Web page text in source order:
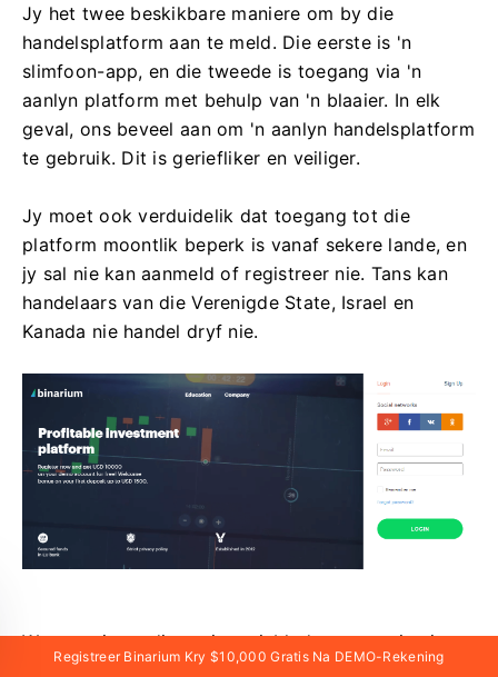
Jy het twee beskikbare maniere om by die
handelsplatform aan te meld. Die eerste is 'n
slimfoon-app, en die tweede is toegang via 'n
aanlyn platform met behulp van 'n blaaier. In elk
geval, ons beveel aan om 'n aanlyn handelsplatform
te gebruik. Dit is geriefliker en veiliger.
Jy moet ook verduidelik dat toegang tot die
platform moontlik beperk is vanaf sekere lande, en
jy sal nie kan aanmeld of registreer nie. Tans kan
handelaars van die Verenigde State, Israel en
Kanada nie handel dryf nie.
Wanneer jy na die registrasiebladsy gaan, sien jy
verskeie maniere om by die platform aan te meld.
Registreer Binarium Kry $10,000 Gratis Na DEMO-Rekening